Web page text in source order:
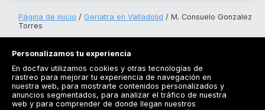
Página de inicio Geriatra en Valladolid
M. Consuelo Gonzalez
Torres
Registrarse
Personalizamos tu experiencia
En docfav utilizamos cookies y otras tecnologías de
rastreo para mejorar tu experiencia de navegación en
nuestra web, para mostrarte contenidos personalizados y
anuncios segmentados, para analizar el tráfico de nuestra
web y para comprender de donde llegan nuestros